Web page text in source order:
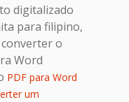
digitalizado
para filipino,
o
Word
PDF para Word
um